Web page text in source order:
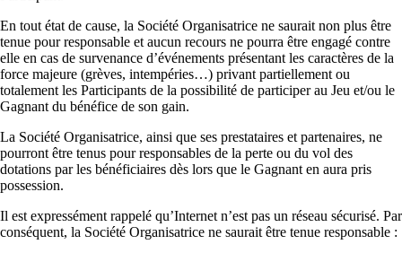
En tout état de cause, la Société Organisatrice ne saurait non plus être
tenue pour responsable et aucun recours ne pourra être engagé contre
elle en cas de survenance d’événements présentant les caractères de la
force majeure (grèves, intempéries…) privant partiellement ou
totalement les Participants de la possibilité de participer au Jeu et/ou le
Gagnant du bénéfice de son gain.
La Société Organisatrice, ainsi que ses prestataires et partenaires, ne
pourront être tenus pour responsables de la perte ou du vol des
dotations par les bénéficiaires dès lors que le Gagnant en aura pris
possession.
Il est expressément rappelé qu’Internet n’est pas un réseau sécurisé. Par
conséquent, la Société Organisatrice ne saurait être tenue responsable :